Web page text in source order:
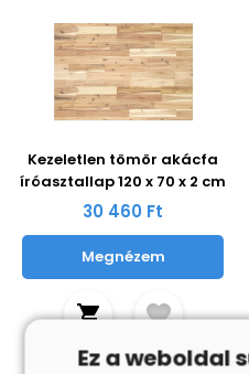
Kezeletlen tömör akácfa
íróasztallap 120 x 70 x 2 cm
30 460 Ft
Megnézem
Ez a weboldal